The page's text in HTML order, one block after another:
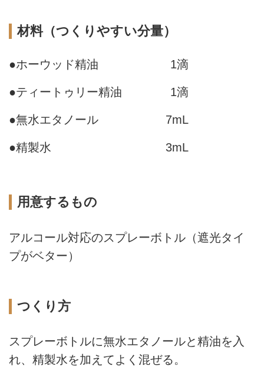
材料（つくりやすい分量）
●ホーウッド精油 1滴
●ティートゥリー精油 1滴
●無水エタノール 7mL
●精製水 3mL
用意するもの
アルコール対応のスプレーボトル（遮光タイ
プがベター）
つくり方
スプレーボトルに無水エタノールと精油を入
れ、精製水を加えてよく混ぜる。